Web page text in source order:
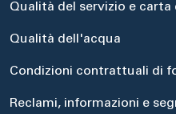
Qualità del servizio e carta
Qualità dell'acqua
Condizioni contrattuali di
Reclami, informazioni e